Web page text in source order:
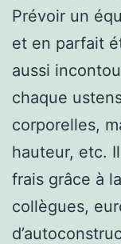
Prévoir un
et en parfait
aussi
chaque
corporelles,
hauteur, etc.
frais grâce à
collègues,